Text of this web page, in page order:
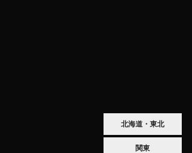
北海道・東北
関東